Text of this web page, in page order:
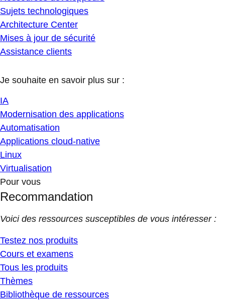
Sujets technologiques
Architecture Center
Mises à jour de sécurité
Assistance clients
Je souhaite en savoir plus sur :
IA
Modernisation des applications
Automatisation
Applications cloud-native
Linux
Virtualisation
Pour vous
Recommandation
Voici des ressources susceptibles de vous intéresser :
Testez nos produits
Cours et examens
Tous les produits
Thèmes
Bibliothèque de ressources